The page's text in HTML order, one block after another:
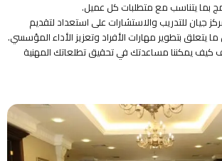
بما يتناسب مع متطلبات كل عميل.
جيان للتدريب والاستشارات على استعداد لتقديم
يتعلق بتطوير مهارات الأفراد وتعزيز الأداء المؤسسي.
كيف يمكننا مساعدتك في تحقيق تطلعاتك المهنية